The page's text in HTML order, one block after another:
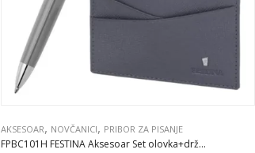
AKSESOAR, NOVČANICI, PRIBOR ZA PISANJE
FPBC101H FESTINA Aksesoar Set olovka+drž...